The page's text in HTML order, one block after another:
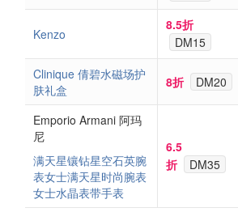
Kenzo
8.5折
DM15
Clinique 倩碧水磁场护
肤礼盒
8折 DM20
Emporio Armani 阿玛
尼
满天星镶钻星空石英腕
表女士满天星时尚腕表
女士水晶表带手表
6.5
折
DM35